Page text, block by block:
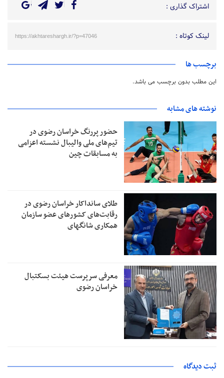
اشتراک گذاری :
لینک کوتاه : https://akhtareshargh.ir/?p=47046
برچسب ها
این مطلب بدون برچسب می باشد.
نوشته های مشابه
حضور پررنگ خراسان رضوی در
تیم‌های ملی والیبال نشسته اعزامی
به مسابقات چین
طلای سانداکار خراسان رضوی در
رقابت‌های کشور‌های عضو سازمان
همکاری شانگهای
معرفی سرپرست هیئت بسکتبال
خراسان رضوی
ثبت دیدگاه